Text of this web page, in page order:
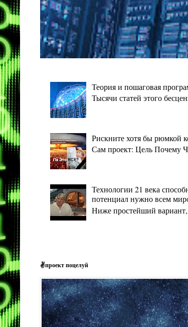
Теория и пошаговая
Тысячи статей этого
Рискните хотя бы рюмкой
Сам проект: Цель Почему
Технологии 21 века
потенциал нужно всем
Ниже простейший вариант,
✌проект поцелуй